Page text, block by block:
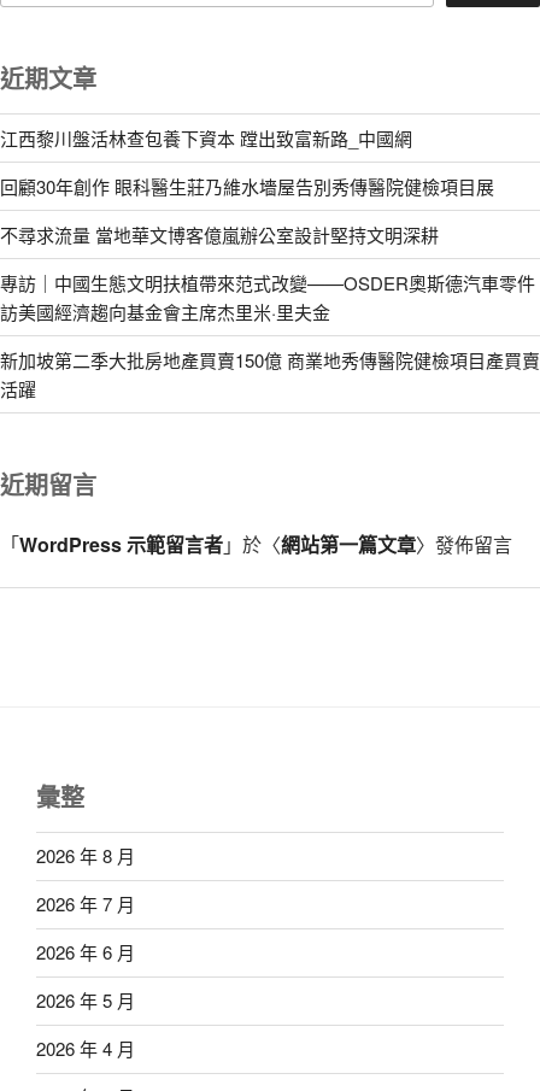
近期文章
江西黎川盤活林查包養下資本 蹚出致富新路_中國網
回顧30年創作 眼科醫生莊乃維水墻屋告別秀傳醫院健檢項目展
不尋求流量 當地華文博客億嵐辦公室設計堅持文明深耕
專訪｜中國生態文明扶植帶來范式改變——OSDER奧斯德汽車零件
訪美國經濟趨向基金會主席杰里米·里夫金
新加坡第二季大批房地產買賣150億 商業地秀傳醫院健檢項目產買賣
活躍
近期留言
「WordPress 示範留言者」於〈網站第一篇文章〉發佈留言
彙整
2026 年 8 月
2026 年 7 月
2026 年 6 月
2026 年 5 月
2026 年 4 月